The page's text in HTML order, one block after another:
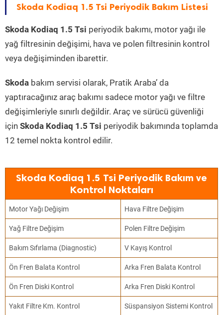
Skoda Kodiaq 1.5 Tsi Periyodik Bakım Listesi
Skoda Kodiaq 1.5 Tsi periyodik bakımı, motor yağı ile
yağ filtresinin değişimi, hava ve polen filtresinin kontrol
veya değişiminden ibarettir.
Skoda bakım servisi olarak, Pratik Araba’ da
yaptıracağınız araç bakımı sadece motor yağı ve filtre
değişimleriyle sınırlı değildir. Araç ve sürücü güvenliği
için Skoda Kodiaq 1.5 Tsi periyodik bakımında toplamda
12 temel nokta kontrol edilir.
Skoda Kodiaq 1.5 Tsi Periyodik Bakım ve
Kontrol Noktaları
Motor Yağı Değişim Hava Filtre Değişim
Yağ Filtre Değişim Polen Filtre Değişim
Bakım Sıfırlama (Diagnostic) V Kayış Kontrol
Ön Fren Balata Kontrol Arka Fren Balata Kontrol
Ön Fren Diski Kontrol Arka Fren Diski Kontrol
Yakıt Filtre Km. Kontrol Süspansiyon Sistemi Kontrol